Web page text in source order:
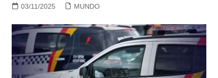
03/11/2025 MUNDO